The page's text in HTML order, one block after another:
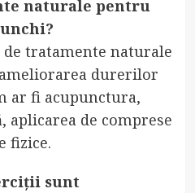
naturale pentru
de tratamente naturale
durerilor
ar fi acupunctura,
aplicarea de comprese
fizice.
sunt